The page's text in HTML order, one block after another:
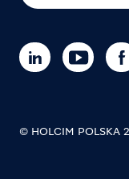
© HOLCIM POLSKA